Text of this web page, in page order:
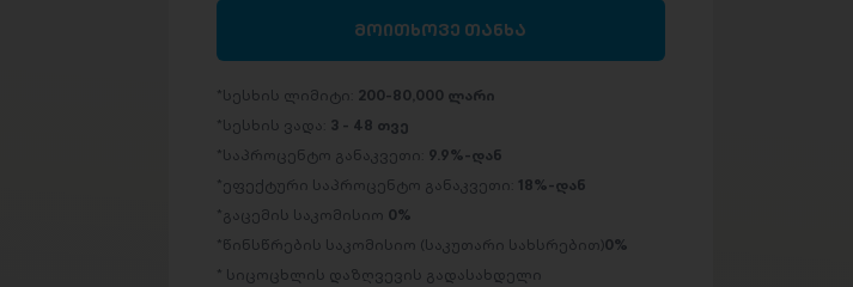
მოითხოვე თანხა
სესხის ლიმიტი: 200-80,000 ლარი
სესხის ვადა: 3 - 48 თვე
საპროცენტო განაკვეთი: 9.9%-დან
ეფექტური საპროცენტო განაკვეთი: 18%-დან
გაცემის საკომისიო 0%
წინსწრების საკომისიო (საკუთარი სახსრებით)0%
სიცოცხლის დაზღვევის გადასახდელი